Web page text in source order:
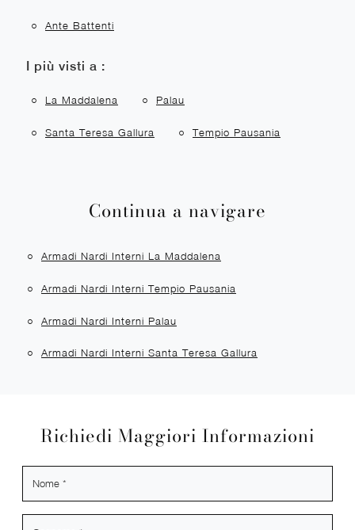
Ante Battenti
I più visti a :
La Maddalena Palau
Santa Teresa Gallura Tempio Pausania
Continua a navigare
Armadi Nardi Interni La Maddalena
Armadi Nardi Interni Tempio Pausania
Armadi Nardi Interni Palau
Armadi Nardi Interni Santa Teresa Gallura
Richiedi Maggiori Informazioni